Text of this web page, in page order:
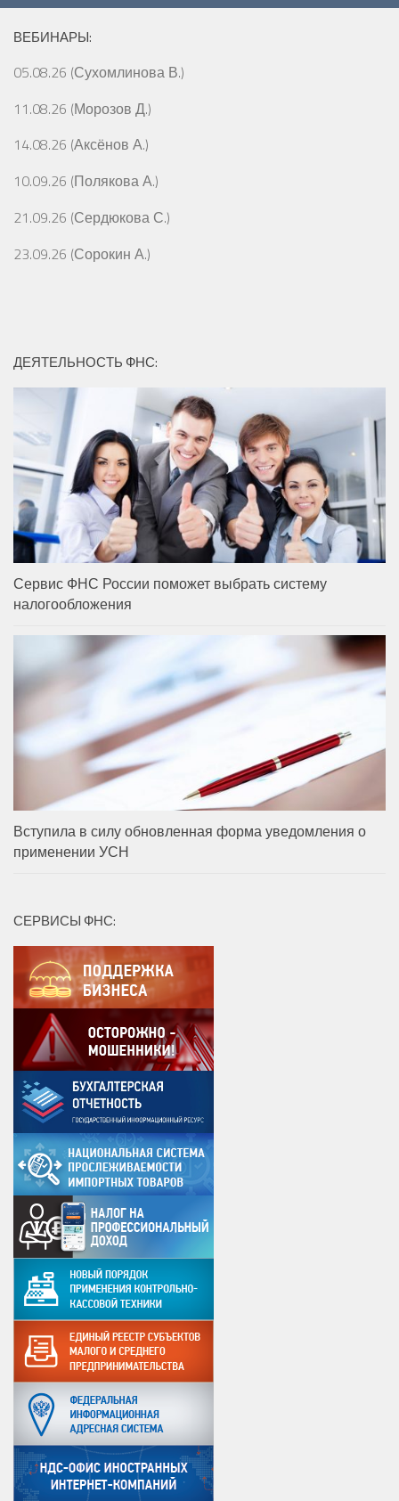
ВЕБИНАРЫ:
05.08.26 (Сухомлинова В.)
11.08.26 (Морозов Д.)
14.08.26 (Аксёнов А.)
10.09.26 (Полякова А.)
21.09.26 (Сердюкова С.)
23.09.26 (Сорокин А.)
ДЕЯТЕЛЬНОСТЬ ФНС:
Сервис ФНС России поможет выбрать систему
налогообложения
Вступила в силу обновленная форма уведомления о
применении УСН
СЕРВИСЫ ФНС: